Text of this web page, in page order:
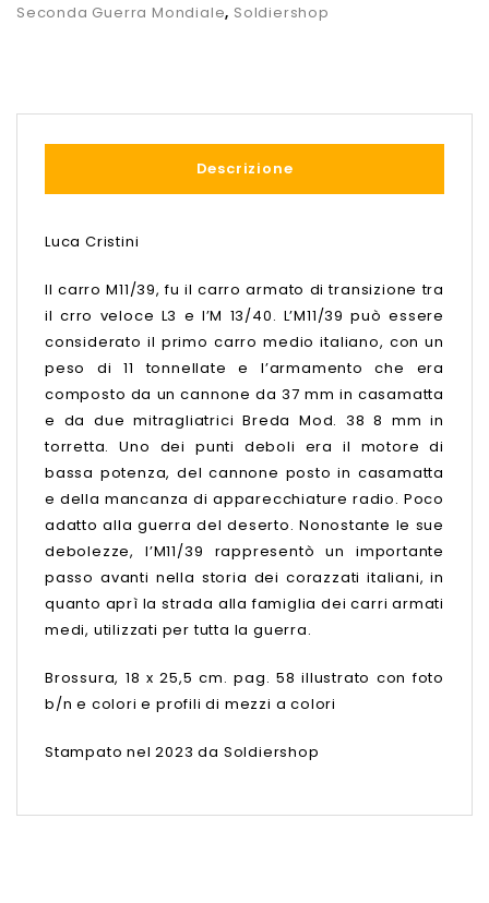
Seconda Guerra Mondiale, Soldiershop
Descrizione
Luca Cristini
Il carro M11/39, fu il carro armato di transizione tra
il crro veloce L3 e l’M 13/40. L’M11/39 può essere
considerato il primo carro medio italiano, con un
peso di 11 tonnellate e l’armamento che era
composto da un cannone da 37 mm in casamatta
e da due mitragliatrici Breda Mod. 38 8 mm in
torretta. Uno dei punti deboli era il motore di
bassa potenza, del cannone posto in casamatta
e della mancanza di apparecchiature radio. Poco
adatto alla guerra del deserto. Nonostante le sue
debolezze, l’M11/39 rappresentò un importante
passo avanti nella storia dei corazzati italiani, in
quanto aprì la strada alla famiglia dei carri armati
medi, utilizzati per tutta la guerra.
Brossura, 18 x 25,5 cm. pag. 58 illustrato con foto
b/n e colori e profili di mezzi a colori
Stampato nel 2023 da Soldiershop